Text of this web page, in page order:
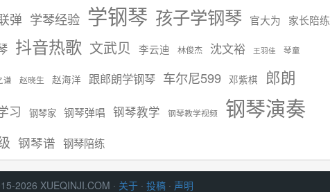
弹 学琴经验 学钢琴 孩子学钢琴 官大为 家长陪练
抖音热歌 文武贝 李云迪 林俊杰 沈文裕 王羽佳 琴童
谦 赵晓生 赵海洋 跟郎朗学钢琴 车尔尼599 邓紫棋 郎朗
习 钢琴家 钢琴弹唱 钢琴教学 钢琴教学视频 钢琴演奏
钢琴谱 钢琴陪练
2026 XUEQINJI.COM · 关于 · 投稿 · 声明